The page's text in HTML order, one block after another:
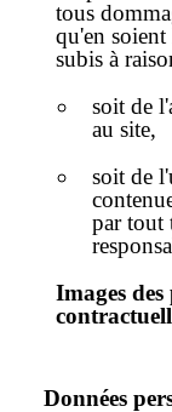
tous
qu'en
subis à
soit de
au site,
soit de
par tout
Images
Données